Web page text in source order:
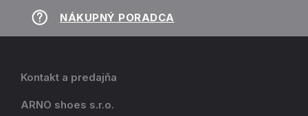
NÁKUPNÝ PORADCA
Kontakt a predajňa
ARNO shoes s.r.o.